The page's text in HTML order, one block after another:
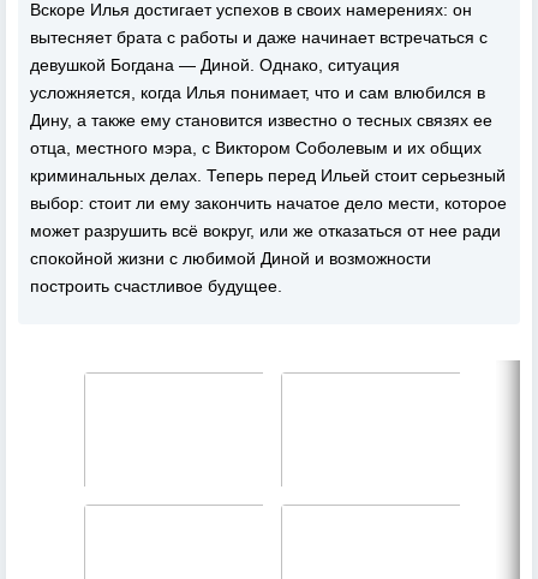
Вскоре Илья достигает успехов в своих намерениях: он
вытесняет брата с работы и даже начинает встречаться с
девушкой Богдана — Диной. Однако, ситуация
усложняется, когда Илья понимает, что и сам влюбился в
Дину, а также ему становится известно о тесных связях ее
отца, местного мэра, с Виктором Соболевым и их общих
криминальных делах. Теперь перед Ильей стоит серьезный
выбор: стоит ли ему закончить начатое дело мести, которое
может разрушить всё вокруг, или же отказаться от нее ради
спокойной жизни с любимой Диной и возможности
построить счастливое будущее.